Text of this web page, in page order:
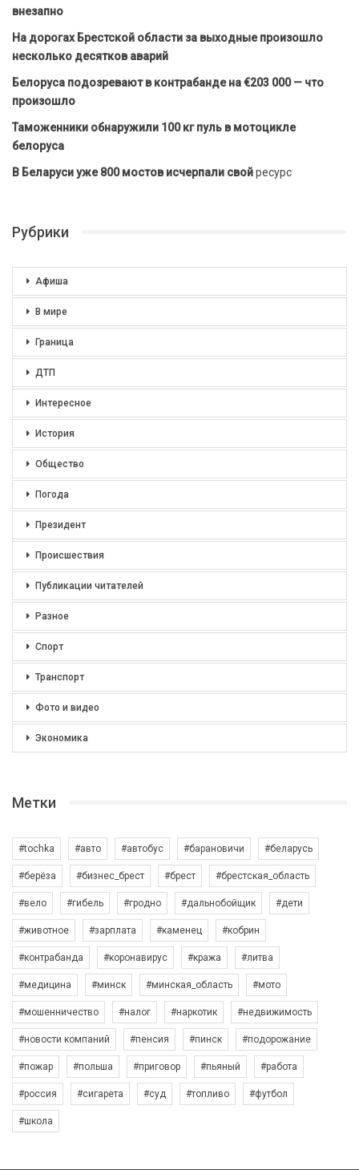
внезапно
На дорогах Брестской области за выходные произошло
несколько десятков аварий
Белоруса подозревают в контрабанде на €203 000 — что
произошло
Таможенники обнаружили 100 кг пуль в мотоцикле
белоруса
В Беларуси уже 800 мостов исчерпали свойресурс
Рубрики
Афиша
В мире
Граница
ДТП
Интересное
История
Общество
Погода
Президент
Происшествия
Публикации читателей
Разное
Спорт
Транспорт
Фото и видео
Экономика
Метки
#tochka #авто #автобус #барановичи #беларусь
#берёза #бизнес_брест #брест #брестская_область
#вело #гибель #гродно #дальнобойщик #дети
#животное #зарплата #каменец #кобрин
#контрабанда #коронавирус #кража #литва
#медицина #минск #минская_область #мото
#мошенничество #налог #наркотик #недвижимость
#новости компаний #пенсия #пинск #подорожание
#пожар #польша #приговор #пьяный #работа
#россия #сигарета #суд #топливо #футбол
#школа